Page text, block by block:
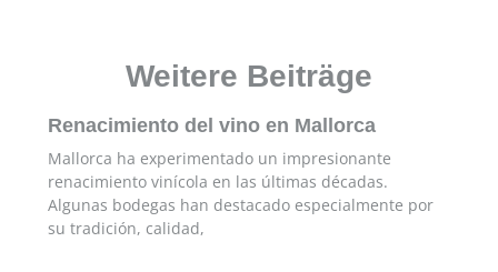
Weitere Beiträge
Renacimiento del vino en Mallorca
Mallorca ha experimentado un impresionante
renacimiento vinícola en las últimas décadas.
Algunas bodegas han destacado especialmente por
su tradición, calidad,